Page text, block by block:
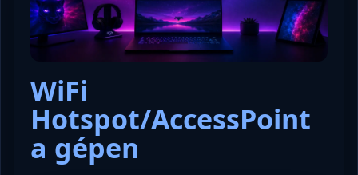
WiFi
Hotspot/AccessPoint
a gépen